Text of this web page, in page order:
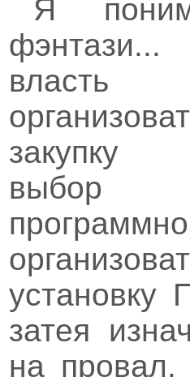
Я
власть
закупку
выбор
затея
на провал.